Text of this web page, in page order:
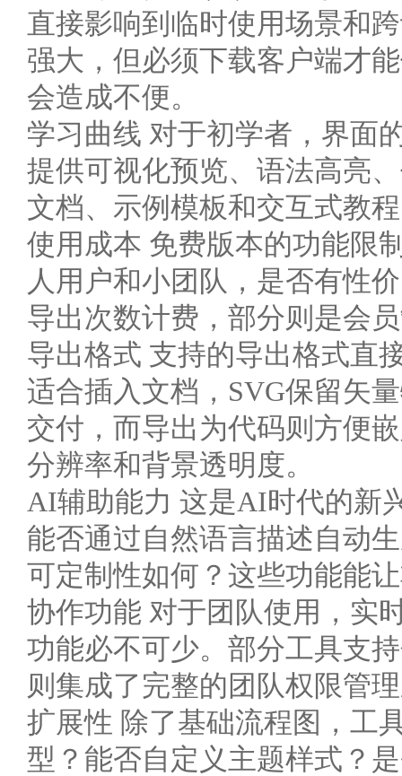
直接影响到临时使用场景和
强大，但必须下载客户端才
会造成不便。
学习曲线 对于初学者，界面
提供可视化预览、语法高亮
文档、示例模板和交互式教
使用成本 免费版本的功能限
人用户和小团队，是否有性
导出次数计费，部分则是会
导出格式 支持的导出格式直
适合插入文档，SVG保留矢
交付，而导出为代码则方便
分辨率和背景透明度。
AI辅助能力 这是AI时代的新
能否通过自然语言描述自动
可定制性如何？这些功能能
协作功能 对于团队使用，实
功能必不可少。部分工具支
则集成了完整的团队权限管
扩展性 除了基础流程图，工
型？能否自定义主题样式？